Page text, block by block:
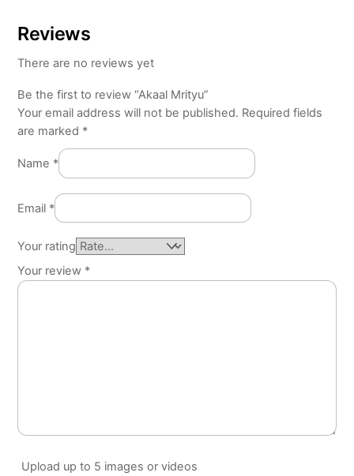
Reviews
There are no reviews yet
Be the first to review “Akaal Mrityu”
Your email address will not be published. Required fields
are marked *
Name *
Email *
Your rating
Your review *
Upload up to 5 images or videos